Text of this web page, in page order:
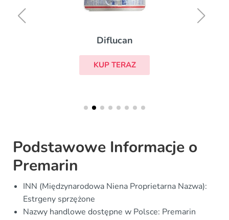
Diflucan
KUP TERAZ
Podstawowe Informacje o
Premarin
INN (Międzynarodowa Niena Proprietarna Nazwa):
Estrgeny sprzężone
Nazwy handlowe dostępne w Polsce: Premarin